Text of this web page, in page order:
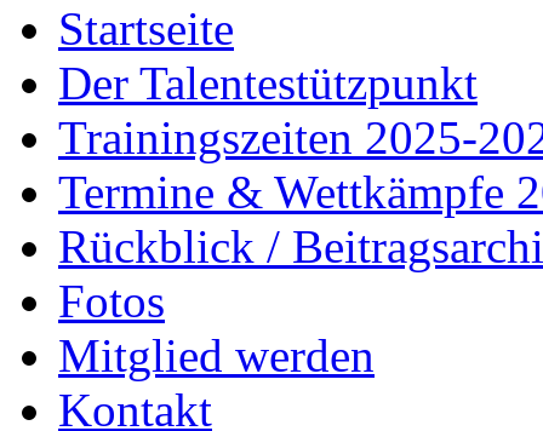
Startseite
Der Talentestützpunkt
Trainingszeiten 2025-
Termine & Wettkämpfe
Rückblick /
Fotos
Mitglied werden
Kontakt